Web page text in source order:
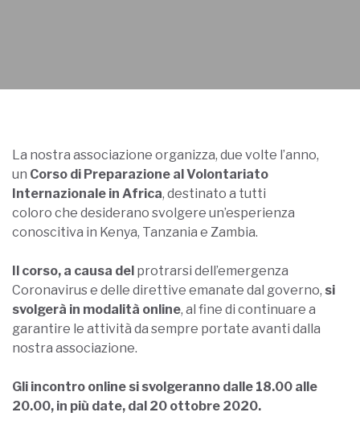
La nostra associazione organizza, due volte l’anno,
un Corso di Preparazione al Volontariato
Internazionale in Africa, destinato a tutti
coloro che desiderano svolgere un’esperienza
conoscitiva in Kenya, Tanzania e Zambia.
Il corso, a causa del protrarsi dell’emergenza
Coronavirus e delle direttive emanate dal governo, si
svolgerà in modalità online, al fine di continuare a
garantire le attività da sempre portate avanti dalla
nostra associazione.
Gli incontro online si svolgeranno dalle 18.00 alle
20.00, in più date, dal 20 ottobre 2020.